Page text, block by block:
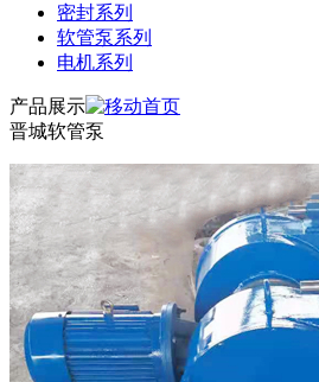
密封系列
软管泵系列
电机系列
产品展示
晋城软管泵